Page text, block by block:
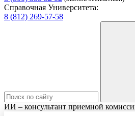
Справочная Университета:
8 (812) 269-57-58
ИИ – консультант приемной